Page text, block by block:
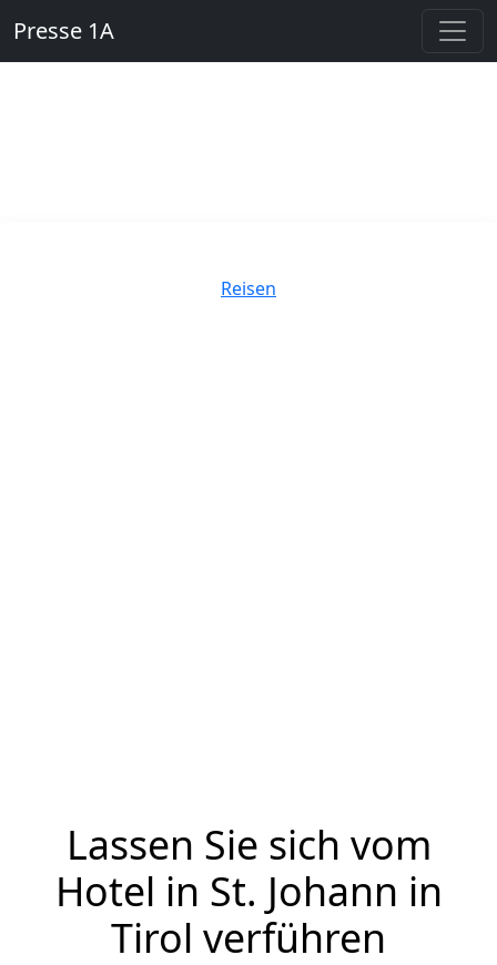
Presse 1A
Kategorien
Reisen
Lassen Sie sich vom
Hotel in St. Johann in
Tirol verführen